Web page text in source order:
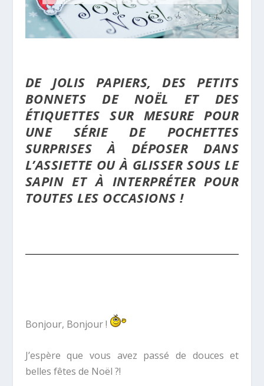
DE JOLIS PAPIERS, DES PETITS
BONNETS DE NOËL ET DES
ÉTIQUETTES SUR MESURE POUR
UNE SÉRIE DE POCHETTES
SURPRISES À DÉPOSER DANS
L’ASSIETTE OU À GLISSER SOUS LE
SAPIN ET À INTERPRÉTER POUR
TOUTES LES OCCASIONS !
Bonjour, Bonjour !
J’espère que vous avez passé de douces et
belles fêtes de Noël ?!